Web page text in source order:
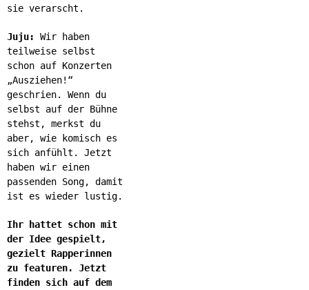
sie verarscht.
Juju: Wir haben
teilweise selbst
schon auf Konzerten
„Ausziehen!“
geschrien. Wenn du
selbst auf der Bühne
stehst, merkst du
aber, wie komisch es
sich anfühlt. Jetzt
haben wir einen
passenden Song, damit
ist es wieder lustig.
Ihr hattet schon mit
der Idee gespielt,
gezielt Rapperinnen
zu featuren. Jetzt
finden sich auf dem